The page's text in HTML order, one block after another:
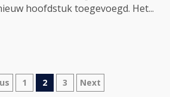
hoofdstuk toegevoegd. Het...
1 2 3 Next